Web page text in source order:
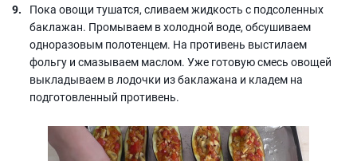
Пока овощи тушатся, сливаем жидкость с подсоленных
баклажан. Промываем в холодной воде, обсушиваем
одноразовым полотенцем. На противень выстилаем
фольгу и смазываем маслом. Уже готовую смесь овощей
выкладываем в лодочки из баклажана и кладем на
подготовленный противень.